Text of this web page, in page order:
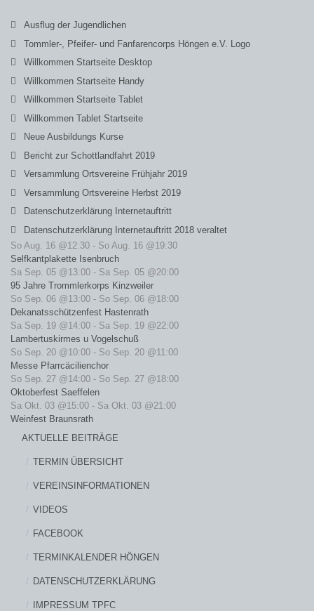
Ausflug der Jugendlichen
Tommler-, Pfeifer- und Fanfarencorps Höngen e.V. Logo
Willkommen Startseite Desktop
Willkommen Startseite Handy
Willkommen Startseite Tablet
Willkommen Tablet Startseite
Neue Ausbildungs Kurse
Bericht zur Schottlandfahrt 2019
Versammlung Ortsvereine Frühjahr 2019
Versammlung Ortsvereine Herbst 2019
Datenschutzerklärung Internetauftritt
Datenschutzerklärung Internetauftritt 2018 veraltet
So Aug. 16 @12:30 - So Aug. 16 @19:30
Selfkantplakette Isenbruch
Sa Sep. 05 @13:00 - Sa Sep. 05 @20:00
95 Jahre Trommlerkorps Kinzweiler
So Sep. 06 @13:00 - So Sep. 06 @18:00
Dekanatsschützenfest Hastenrath
Sa Sep. 19 @14:00 - Sa Sep. 19 @22:00
Lambertuskirmes u Vogelschuß
So Sep. 20 @10:00 - So Sep. 20 @11:00
Messe Pfarrcäcilienchor
So Sep. 27 @14:00 - So Sep. 27 @18:00
Oktoberfest Saeffelen
Sa Okt. 03 @15:00 - Sa Okt. 03 @21:00
Weinfest Braunsrath
AKTUELLE BEITRÄGE
TERMIN ÜBERSICHT
VEREINSINFORMATIONEN
VIDEOS
FACEBOOK
TERMINKALENDER HÖNGEN
DATENSCHUTZERKLÄRUNG
IMPRESSUM TPFC